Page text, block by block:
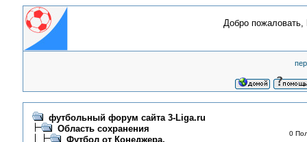
Добро пожаловать,
футбольный форум сайта 3-Liga.ru
Область сохранения
Футбол от Конеджера.
0